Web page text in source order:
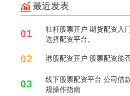
最近发表
01
杠杆股票开户 期货配资入
选择配资平台。
02 港股配资开户 股票配资能
03
线下股票配资平台 公司借
规操作指南